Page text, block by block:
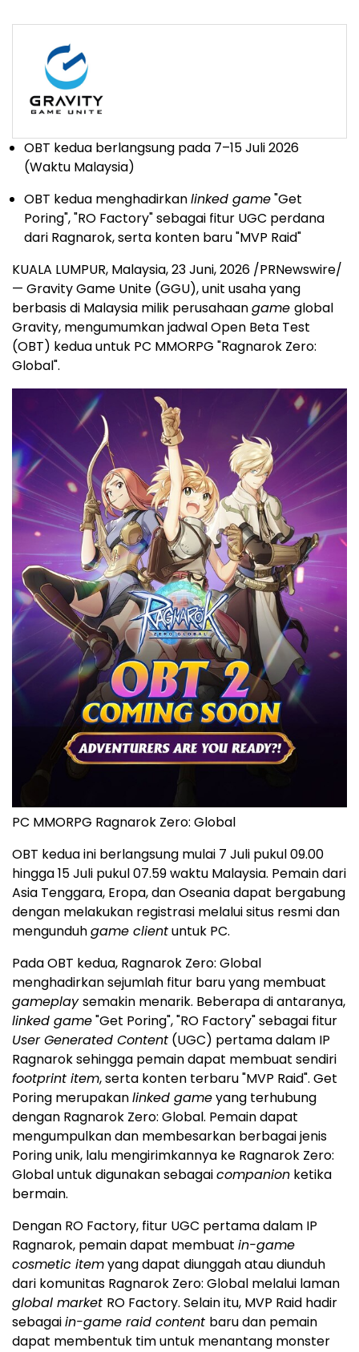
OBT kedua berlangsung pada 7–15 Juli 2026
(Waktu Malaysia)
OBT kedua menghadirkanlinked game"Get
Poring", "RO Factory" sebagai fitur UGC perdana
dari Ragnarok, serta konten baru "MVP Raid"
KUALA LUMPUR, Malaysia,23 Juni, 2026 /PRNewswire/
— Gravity Game Unite (GGU), unit usaha yang
berbasis di Malaysia milik perusahaangame global
Gravity, mengumumkan jadwal Open Beta Test
(OBT) kedua untuk PC MMORPG "Ragnarok Zero:
Global".
PC MMORPG Ragnarok Zero: Global
OBT kedua ini berlangsung mulai 7 Juli pukul 09.00
hingga 15 Juli pukul 07.59 waktu Malaysia. Pemain dari
Asia Tenggara, Eropa, dan Oseania dapat bergabung
dengan melakukan registrasi melalui situs resmi dan
mengunduhgame clientuntuk PC.
Pada OBT kedua, Ragnarok Zero: Global
menghadirkan sejumlah fitur baru yang membuat
gameplaysemakin menarik. Beberapa di antaranya,
linked game"Get Poring", "RO Factory" sebagai fitur
User Generated Content (UGC) pertama dalam IP
Ragnarok sehingga pemain dapat membuat sendiri
footprint item, serta konten terbaru "MVP Raid". Get
Poring merupakanlinked gameyang terhubung
dengan Ragnarok Zero: Global. Pemain dapat
mengumpulkan dan membesarkan berbagai jenis
Poring unik, lalu mengirimkannya ke Ragnarok Zero:
Global untuk digunakan sebagaicompanion ketika
bermain.
Dengan RO Factory, fitur UGC pertama dalam IP
Ragnarok, pemain dapat membuat in-game
cosmetic itemyang dapat diunggah atau diunduh
dari komunitas Ragnarok Zero: Global melalui laman
global market RO Factory. Selain itu, MVP Raid hadir
sebagaiin-game raid content baru dan pemain
dapat membentuk tim untuk menantang monster